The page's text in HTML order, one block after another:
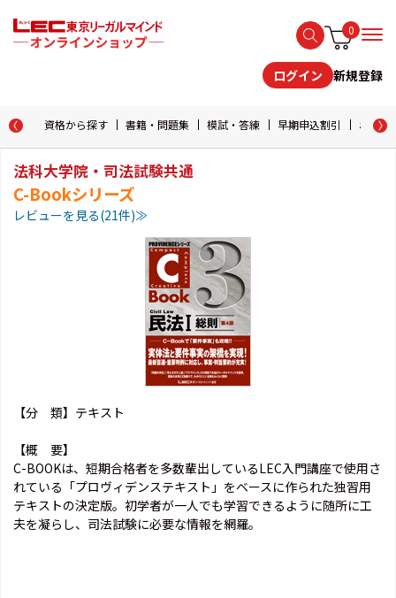
0
ログイン 新規登録
資格から探す 書籍・問題集 模試・答練 早期申込割引 おため
法科大学院・司法試験共通
C-Bookシリーズ
レビューを見る(21件)≫
【分 類】テキスト
【概 要】
C-BOOKは、短期合格者を多数輩出しているLEC入門講座で使用さ
れている「プロヴィデンステキスト」をベースに作られた独習用
テキストの決定版。初学者が一人でも学習できるように随所に工
夫を凝らし、司法試験に必要な情報を網羅。